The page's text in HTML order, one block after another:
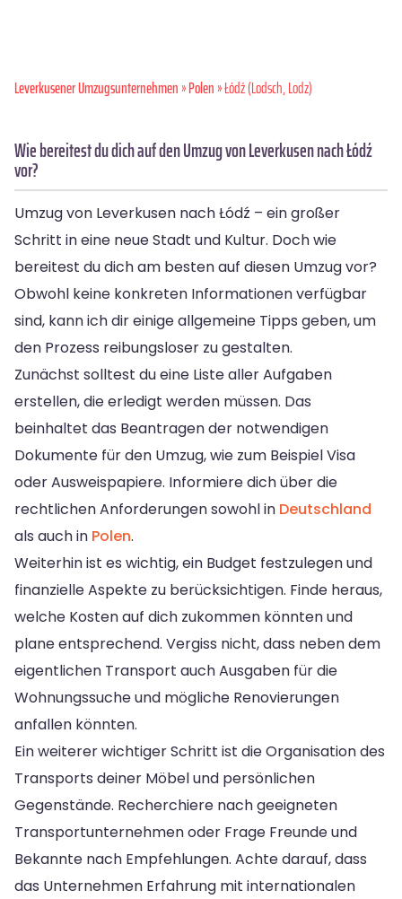
Leverkusener Umzugsunternehmen»Polen» Łódź (Lodsch, Lodz)
Wie bereitest du dich auf den Umzug von Leverkusen nach Łódź
vor?
Umzug von Leverkusen nach Łódź – ein großer
Schritt in eine neue Stadt und Kultur. Doch wie
bereitest du dich am besten auf diesen Umzug vor?
Obwohl keine konkreten Informationen verfügbar
sind, kann ich dir einige allgemeine Tipps geben, um
den Prozess reibungsloser zu gestalten.
Zunächst solltest du eine Liste aller Aufgaben
erstellen, die erledigt werden müssen. Das
beinhaltet das Beantragen der notwendigen
Dokumente für den Umzug, wie zum Beispiel Visa
oder Ausweispapiere. Informiere dich über die
rechtlichen Anforderungen sowohl in Deutschland
als auch in Polen.
Weiterhin ist es wichtig, ein Budget festzulegen und
finanzielle Aspekte zu berücksichtigen. Finde heraus,
welche Kosten auf dich zukommen könnten und
plane entsprechend. Vergiss nicht, dass neben dem
eigentlichen Transport auch Ausgaben für die
Wohnungssuche und mögliche Renovierungen
anfallen könnten.
Ein weiterer wichtiger Schritt ist die Organisation des
Transports deiner Möbel und persönlichen
Gegenstände. Recherchiere nach geeigneten
Transportunternehmen oder Frage Freunde und
Bekannte nach Empfehlungen. Achte darauf, dass
das Unternehmen Erfahrung mit internationalen